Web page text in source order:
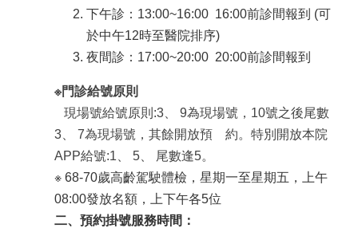
下午診：13:00~16:00 16:00前診間報到 (可
於中午12時至醫院排序)
夜間診：17:00~20:00 20:00前診間報到
※門診給號原則
現場號給號原則:3
9為現場號，10號之後尾數
3
7為現場號，其餘開放預 約。特別開放本院
APP給號:1
5
尾數逢5。
※ 68-70歲高齡駕駛體檢，星期一至星期五，上午
08:00發放名額，上下午各5位
二、預約掛號服務時間：